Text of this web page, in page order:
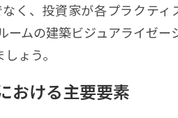
く、投資家が各プラクテ
ームの建築ビジュアライゼ
ょう。
おける主要要素